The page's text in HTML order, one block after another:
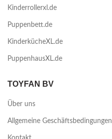
Kinderrollerxl.de
Puppenbett.de
KinderkücheXL.de
PuppenhausXL.de
TOYFAN BV
Über uns
Allgemeine Geschäftsbedingungen